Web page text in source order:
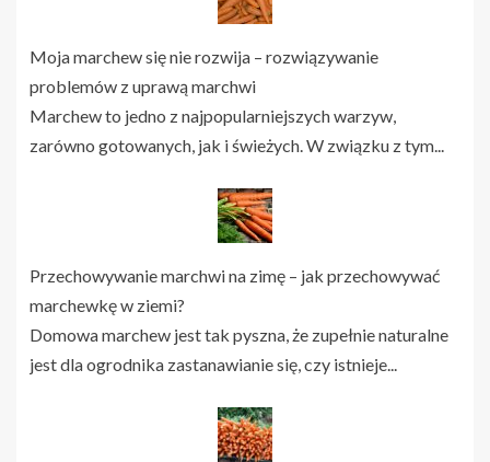
Moja marchew się nie rozwija – rozwiązywanie
problemów z uprawą marchwi
Marchew to jedno z najpopularniejszych warzyw,
zarówno gotowanych, jak i świeżych. W związku z tym...
Przechowywanie marchwi na zimę – jak przechowywać
marchewkę w ziemi?
Domowa marchew jest tak pyszna, że zupełnie naturalne
jest dla ogrodnika zastanawianie się, czy istnieje...